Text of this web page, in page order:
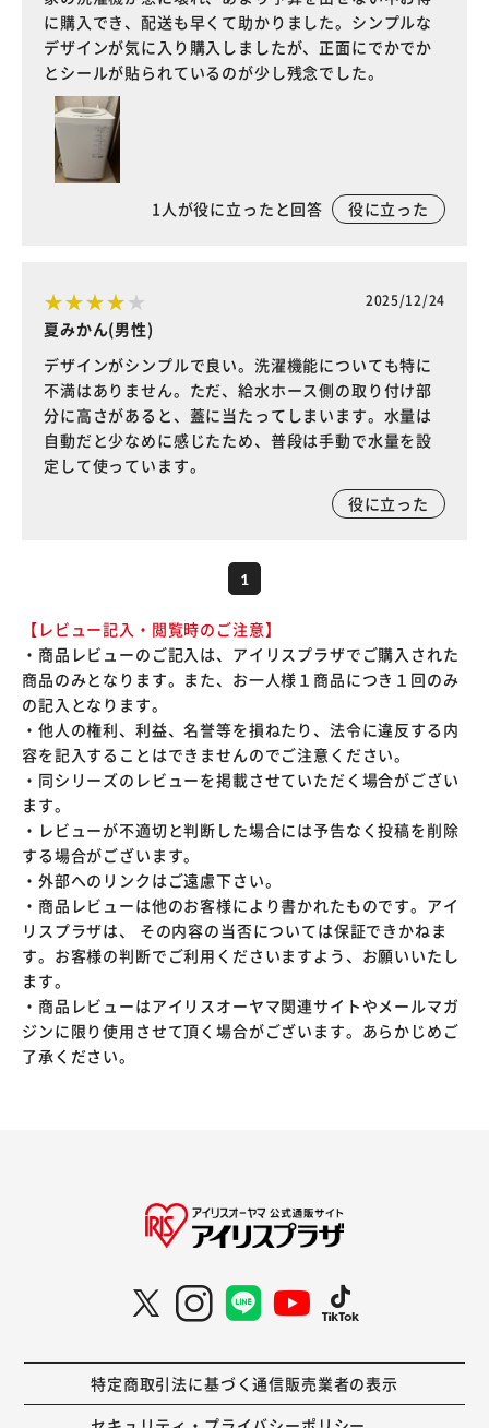
に購入でき、配送も早くて助かりました。シンプルな
デザインが気に入り購入しましたが、正面にでかでか
とシールが貼られているのが少し残念でした。
1人が役に立ったと回答 役に立った
2025/12/24
夏みかん(男性)
デザインがシンプルで良い。洗濯機能についても特に
不満はありません。ただ、給水ホース側の取り付け部
分に高さがあると、蓋に当たってしまいます。水量は
自動だと少なめに感じたため、普段は手動で水量を設
定して使っています。
役に立った
1
【レビュー記入・閲覧時のご注意】
・商品レビューのご記入は、アイリスプラザでご購入された
商品のみとなります。また、お一人様１商品につき１回のみ
の記入となります。
・他人の権利、利益、名誉等を損ねたり、法令に違反する内
容を記入することはできませんのでご注意ください。
・同シリーズのレビューを掲載させていただく場合がござい
ます。
・レビューが不適切と判断した場合には予告なく投稿を削除
する場合がございます。
・外部へのリンクはご遠慮下さい。
・商品レビューは他のお客様により書かれたものです。アイ
リスプラザは、 その内容の当否については保証できかねま
す。お客様の判断でご利用くださいますよう、お願いいたし
ます。
・商品レビューはアイリスオーヤマ関連サイトやメールマガ
ジンに限り使用させて頂く場合がございます。あらかじめご
了承ください。
特定商取引法に基づく通信販売業者の表示